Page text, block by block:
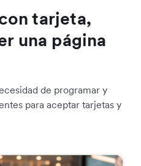
tarjeta,
una página
de programar y
para aceptar tarjetas y